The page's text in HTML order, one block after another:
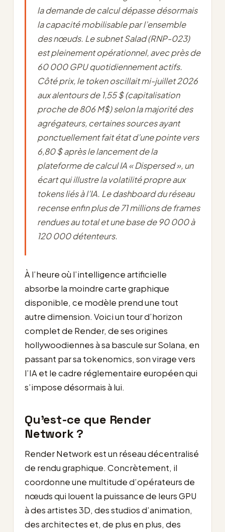
la demande de calcul dépasse désormais
la capacité mobilisable par l’ensemble
des nœuds. Le subnet Salad (RNP-023)
est pleinement opérationnel, avec près de
60 000 GPU quotidiennement actifs.
Côté prix, le token oscillait mi-juillet 2026
aux alentours de 1,55 $ (capitalisation
proche de 806 M$) selon la majorité des
agrégateurs, certaines sources ayant
ponctuellement fait état d’une pointe vers
6,80 $ après le lancement de la
plateforme de calcul IA « Dispersed », un
écart qui illustre la volatilité propre aux
tokens liés à l’IA. Le dashboard du réseau
recense enfin plus de 71 millions de frames
rendues au total et une base de 90 000 à
120 000 détenteurs.
À l’heure où l’intelligence artificielle
absorbe la moindre carte graphique
disponible, ce modèle prend une tout
autre dimension. Voici un tour d’horizon
complet de Render, de ses origines
hollywoodiennes à sa bascule sur Solana, en
passant par sa tokenomics, son virage vers
l’IA et le cadre réglementaire européen qui
s’impose désormais à lui.
Qu’est-ce que Render
Network ?
Render Network est un réseau décentralisé
de rendu graphique. Concrètement, il
coordonne une multitude d’opérateurs de
nœuds qui louent la puissance de leurs GPU
à des artistes 3D, des studios d’animation,
des architectes et, de plus en plus, des